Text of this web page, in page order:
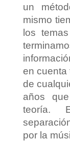
un
mismo
los
en cuenta
de
años
teoría.
por la